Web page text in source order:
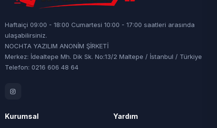
Haftaiçi 09:00 - 18:00 Cumartesi 10:00 - 17:00 saatleri arasında
ulaşabilirsiniz.
NOCHTA YAZILIM ANONİM ŞİRKETİ
Merkez: İdealtepe Mh. Dik Sk. No:13/2 Maltepe / İstanbul / Türkiye
Telefon: 0216 606 48 64
Kurumsal Yardım